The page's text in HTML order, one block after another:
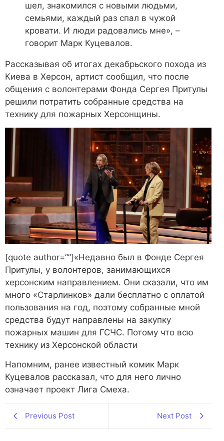
шел, знакомился с новыми людьми,
семьями, каждый раз спал в чужой
кровати. И люди радовались мне», –
говорит Марк Куцевалов.
Рассказывая об итогах декабрьского похода из
Киева в Херсон, артист сообщил, что после
общения с волонтерами Фонда Сергея Притулы
решили потратить собранные средства на
технику для пожарных Херсонщины.
[quote author=””]«Недавно был в Фонде Сергея
Притулы, у волонтеров, занимающихся
херсонским направлением. Они сказали, что им
много «Старлинков» дали бесплатно с оплатой
пользования на год, поэтому собранные мной
средства будут направлены на закупку
пожарных машин для ГСЧС. Потому что всю
технику из Херсонской области
Напомним, ранее известный комик Марк
Куцевалов рассказал, что для него лично
означает проект Лига Смеха.
Previous Post Next Post